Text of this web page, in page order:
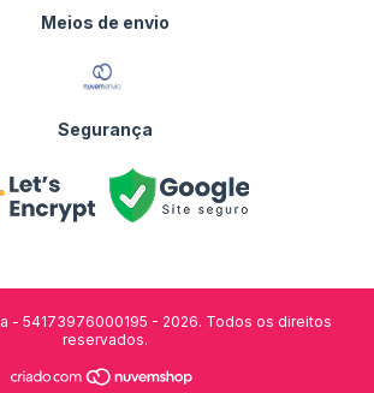
Meios de envio
Segurança
- 54173976000195 - 2026. Todos os direitos
reservados.